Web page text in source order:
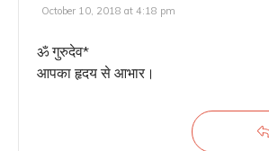
October 10, 2018 at 4:18 pm
ॐ गुरुदेव*
आपका हृदय से आभार।